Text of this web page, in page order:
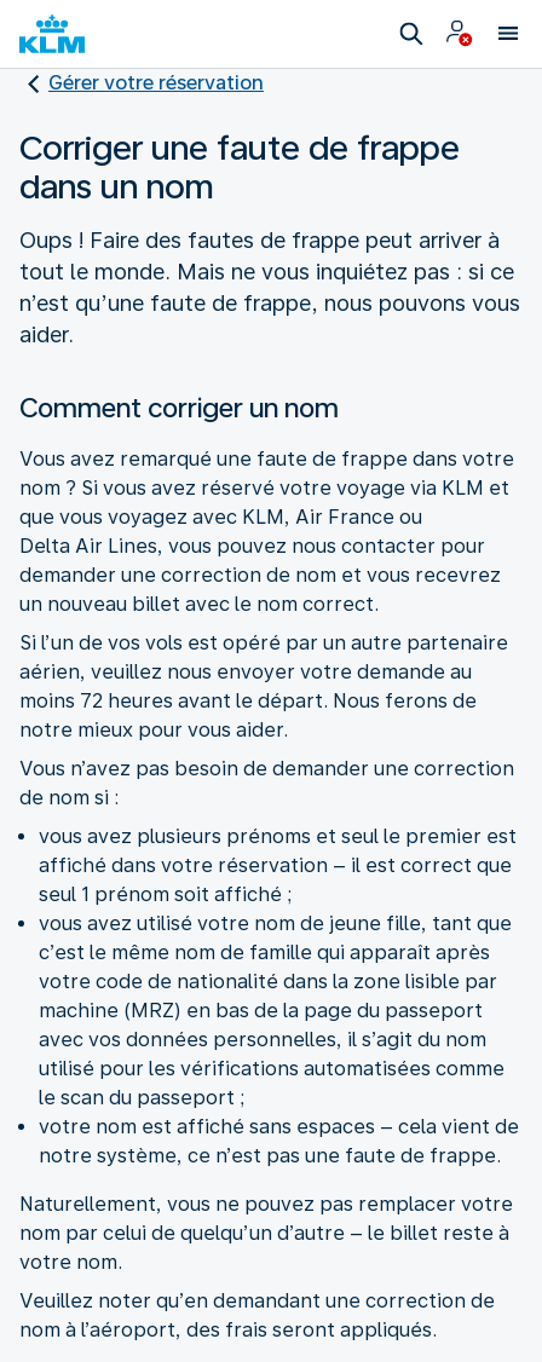
Gérer votre réservation
Corriger une faute de frappe
dans un nom
Oups ! Faire des fautes de frappe peut arriver à
tout le monde. Mais ne vous inquiétez pas : si ce
n’est qu’une faute de frappe, nous pouvons vous
aider.
Comment corriger un nom
Vous avez remarqué une faute de frappe dans votre
nom ? Si vous avez réservé votre voyage via KLM et
que vous voyagez avec KLM, Air France ou
Delta Air Lines, vous pouvez nous contacter pour
demander une correction de nom et vous recevrez
un nouveau billet avec le nom correct.
Si l’un de vos vols est opéré par un autre partenaire
aérien, veuillez nous envoyer votre demande au
moins 72 heures avant le départ. Nous ferons de
notre mieux pour vous aider.
Vous n’avez pas besoin de demander une correction
de nom si :
vous avez plusieurs prénoms et seul le premier est
affiché dans votre réservation – il est correct que
seul 1 prénom soit affiché ;
vous avez utilisé votre nom de jeune fille, tant que
c’est le même nom de famille qui apparaît après
votre code de nationalité dans la zone lisible par
machine (MRZ) en bas de la page du passeport
avec vos données personnelles, il s’agit du nom
utilisé pour les vérifications automatisées comme
le scan du passeport ;
votre nom est affiché sans espaces – cela vient de
notre système, ce n’est pas une faute de frappe.
Naturellement, vous ne pouvez pas remplacer votre
nom par celui de quelqu’un d’autre – le billet reste à
votre nom.
Veuillez noter qu’en demandant une correction de
nom à l’aéroport, des frais seront appliqués.